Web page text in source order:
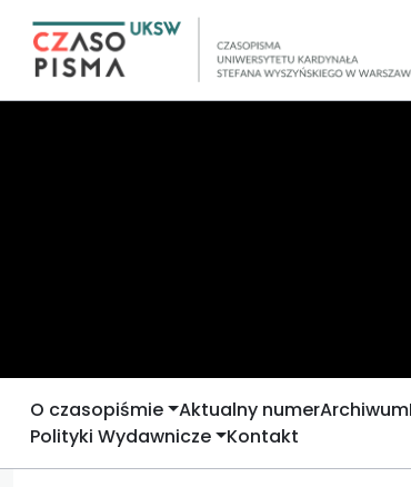
O czasopiśmie Aktualny numerArchiwum
Polityki Wydawnicze Kontakt